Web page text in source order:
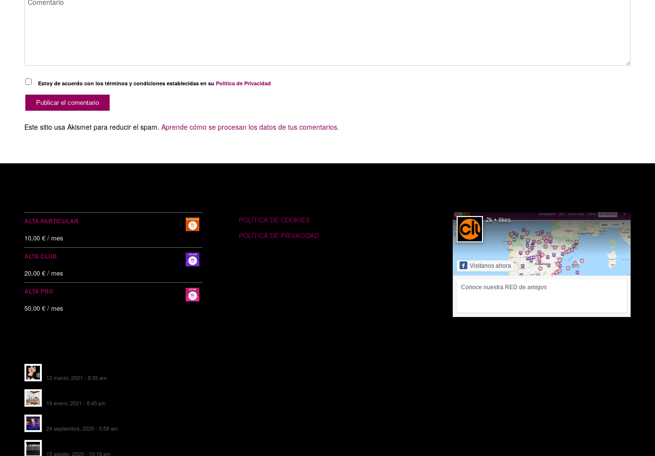
Estoy de acuerdo con los términos y condiciones establecidas en su Política de Privacidad
Este sitio usa Akismet para reducir el spam. Aprende cómo se procesan los datos de tus comentarios.
ALTA PARTICULAR
10,00 € / mes
ALTA CLUB
20,00 € / mes
ALTA PRO
50,00 € / mes
12 marzo, 2021 - 8:35 am
19 enero, 2021 - 5:45 pm
24 septiembre, 2020 - 5:59 am
15 agosto, 2020 - 10:16 am
POLÍTICA DE COOKIES
POLÍTICA DE PRIVACIDAD
2k + likes
Visitanos ahora
Conoce nuestra RED de amigos